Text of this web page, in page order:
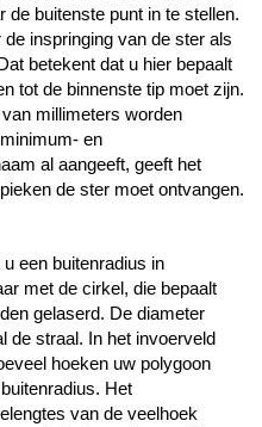
buitenste punt in te stellen.
inspringing van de ster als
betekent dat u hier bepaalt
tot de binnenste tip moet zijn.
millimeters worden
en
al aangeeft, geeft het
de ster moet ontvangen.
een buitenradius in
met de cirkel, die bepaalt
gelaserd. De diameter
de straal. In het invoerveld
hoeken uw polygoon
Het
van de veelhoek